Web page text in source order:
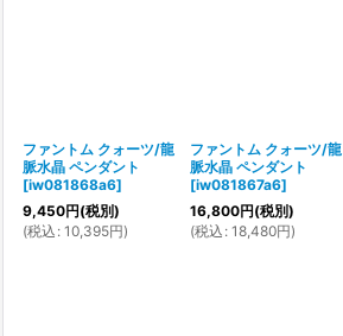
ファントム クォーツ/龍
脈水晶 ペンダント
[iw081868a6]
9,450円(税別)
(税込 : 10,395円)
ファントム クォーツ/龍
脈水晶 ペンダント
[iw081867a6]
16,800円(税別)
(税込 : 18,480円)